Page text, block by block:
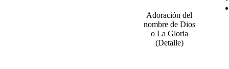
Adoración del
nombre de Dios
o La Gloria
(Detalle)